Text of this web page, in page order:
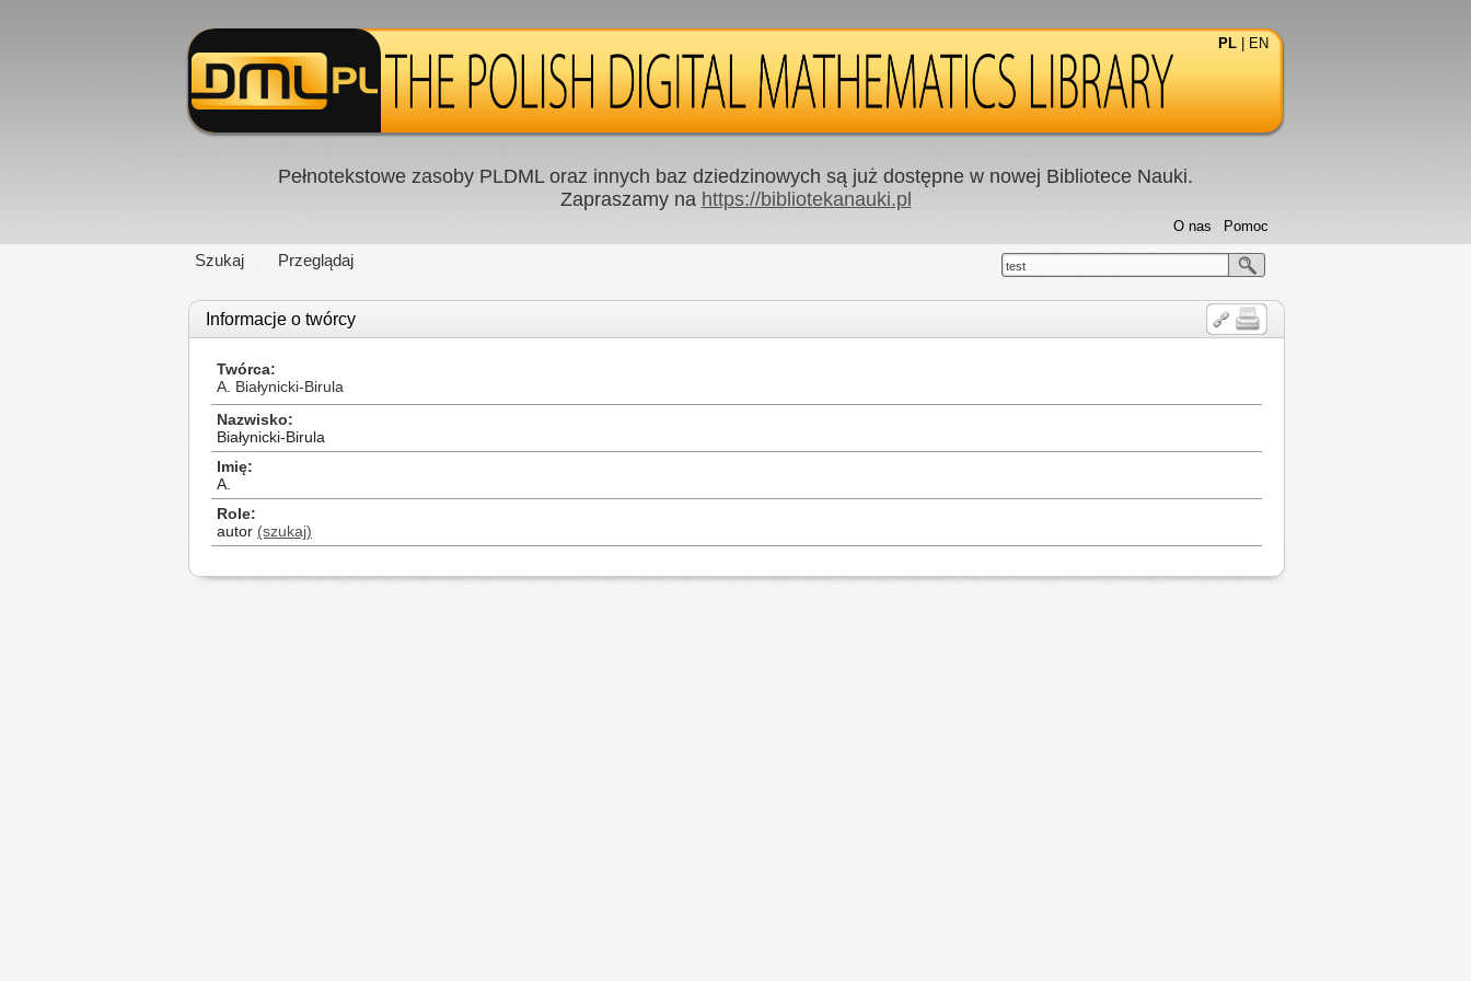
PL EN
Pełnotekstowe zasoby PLDML oraz innych baz dziedzinowych są już dostępne w nowej Bibliotece Nauki.
Zapraszamy na https://bibliotekanauki.pl
Szukaj Przeglądaj
Pomoc
O nas
test
Informacje o twórcy
Twórca
A. Białynicki-Birula
Nazwisko
Białynicki-Birula
Imię
A.
Role
autor (szukaj)